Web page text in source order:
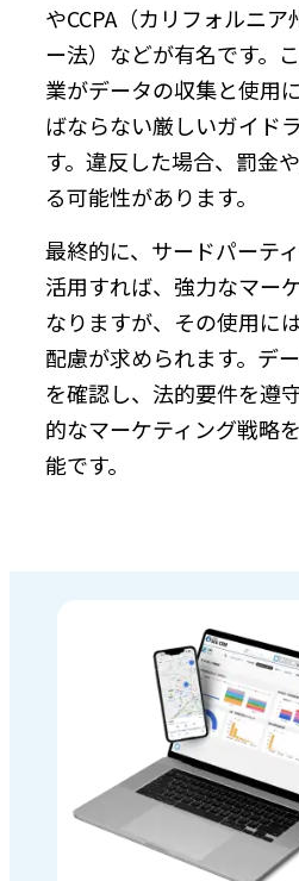
やCCPA（カリフォルニ
ー法）などが有名です。
業がデータの収集と使用
ばならない厳しいガイド
す。違反した場合、罰金
る可能性があります。
最終的に、サードパーテ
活用すれば、強力なマー
なりますが、その使用に
配慮が求められます。デ
を確認し、法的要件を遵
的なマーケティング戦略
能です。